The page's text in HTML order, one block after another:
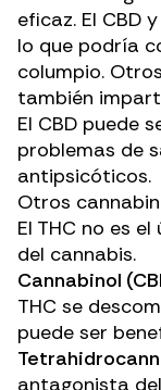
eficaz. El CBD
lo que podría
columpio.
también
El CBD puede
problemas de
antipsicóticos.
Otros
El THC no es
del cannabis.
Cannabinol
THC se
puede ser
antagonista